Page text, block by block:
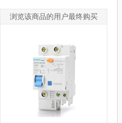
浏览该商品的用户最终购买